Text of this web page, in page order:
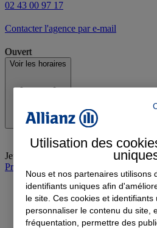
02 43 00 97 17
Contacter l'agence par e-mail
Ouvert
Voir les horaires
Jeudi
09:00-12:00, 13:30-18:00
Prendre rendez-vous à l'agence
Utilisation des
Nous et nos partenaires utilisons
identifiants uniques afin
le site. Ces cookies et identifiants
personnaliser le contenu du site,
fréquentation, permettre des